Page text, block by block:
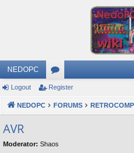
NEDOPC
or
u
s
Logout Register
NEDOPC FORUMS
AVR
Moderator: Shaos